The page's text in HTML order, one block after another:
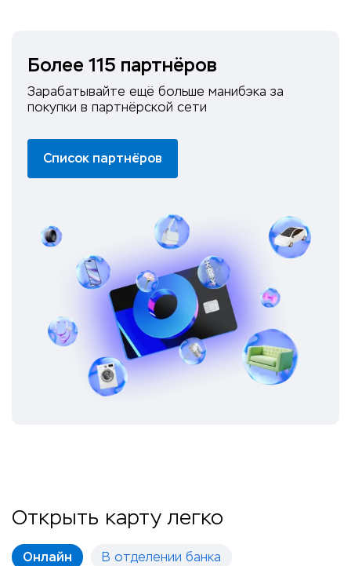
Более 115 партнёров
Зарабатывайте ещё больше манибэка за
покупки в партнёрской сети
Список партнёров
Открыть карту легко
Онлайн В отделении банка